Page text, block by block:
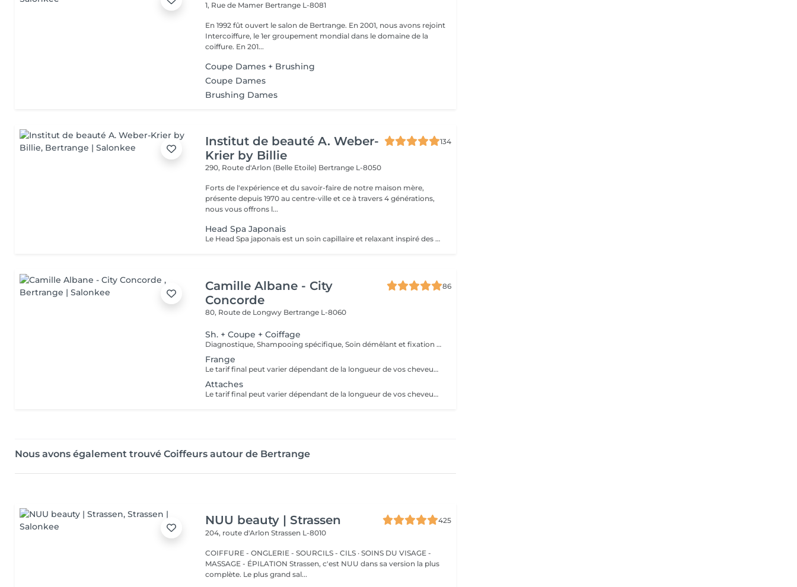
1, Rue de Mamer Bertrange L-8081
En 1992 fût ouvert le salon de Bertrange. En 2001, nous avons rejoint
Intercoiffure, le 1er groupement mondial dans le domaine de la
coiffure. En 201...
Coupe Dames + Brushing
Coupe Dames
Brushing Dames
Institut de beauté A. Weber-
Krier by Billie
134
290, Route d'Arlon (Belle Etoile) Bertrange L-8050
Forts de l'expérience et du savoir-faire de notre maison mère,
présente depuis 1970 au centre-ville et ce à travers 4 générations,
nous vous offrons l...
Head Spa Japonais
Le Head Spa japonais est un soin capillaire et relaxant inspiré des rituels de bien-être japonais. Alliant techniques de massage du cuir chevelu, soins purifiants et hydratants, il cible à la fois la santé des cheveux et l'apaisement de l'esprit. Grâce à des mouvements précis et à des produits naturels, ce rituel libère les tensions, améliore la circulation sanguine et stimule la croissance capillaire. Idéal pour ceux qui recherchent un moment de détente profonde et des cheveux revitalisés, le Head Spa japonais apporte fraîcheur, équilibre et éclat des racines aux pointes.
Camille Albane - City
Concorde
86
80, Route de Longwy Bertrange L-8060
Sh. + Coupe + Coiffage
Diagnostique, Shampooing spécifique, Soin démêlant et fixation inclus. Veuillez prendre note que les prix indiqués sur Salonkee sont communiqués à titre informatif et s'entendent de base. Ces derniers sont susceptibles de varier selon le diagnostic réalisé à votre arrivée au salon et l'expertise du professionnel à qui vous confiez votre beauté. Dans tous les cas, un devis précis vous sera proposé et toutes réalisations de prestations seront effectuées avec votre accord.
Frange
Le tarif final peut varier dépendant de la longueur de vos cheveux ainsi que des soins et produits utilisés.
Attaches
Le tarif final peut varier dépendant de la longueur de vos cheveux ainsi que des soins et produits utilisés.
Nous avons également trouvé Coiffeurs autour de Bertrange
NUU beauty | Strassen
425
204, route d'ArlonStrassen L-8010
COIFFURE - ONGLERIE - SOURCILS - CILS · SOINS DU VISAGE -
MASSAGE - ÉPILATION Strassen, c'est NUU dans sa version la plus
complète. Le plus grand sal...